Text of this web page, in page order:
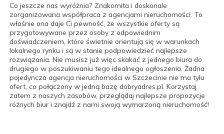
Co jeszcze nas wyróżnia? Znakomita i doskonale
zorganizowana współpraca z agencjami nieruchomości. To
właśnie ona daje Ci pewność, że wszystkie oferty są
przygotowywane przez osoby z odpowiednim
doświadczeniem, które świetnie orientują się w warunkach
lokalnego rynku i są w stanie podpowiedzieć najlepsze
rozwiązania. Nie musisz już więc skakać z jednego biura do
drugiego w poszukiwaniu tego idealnego ogłoszenia. Żadna
pojedyncza agencja nieruchomości w Szczecinie nie ma tylu
ofert, co połączony w jedną bazę dobryadres.pl. Korzystaj
zatem z naszych zasobów, przeglądaj najlepsze propozycje
różnych biur i znajdź z nami swoją wymarzoną nieruchomość!